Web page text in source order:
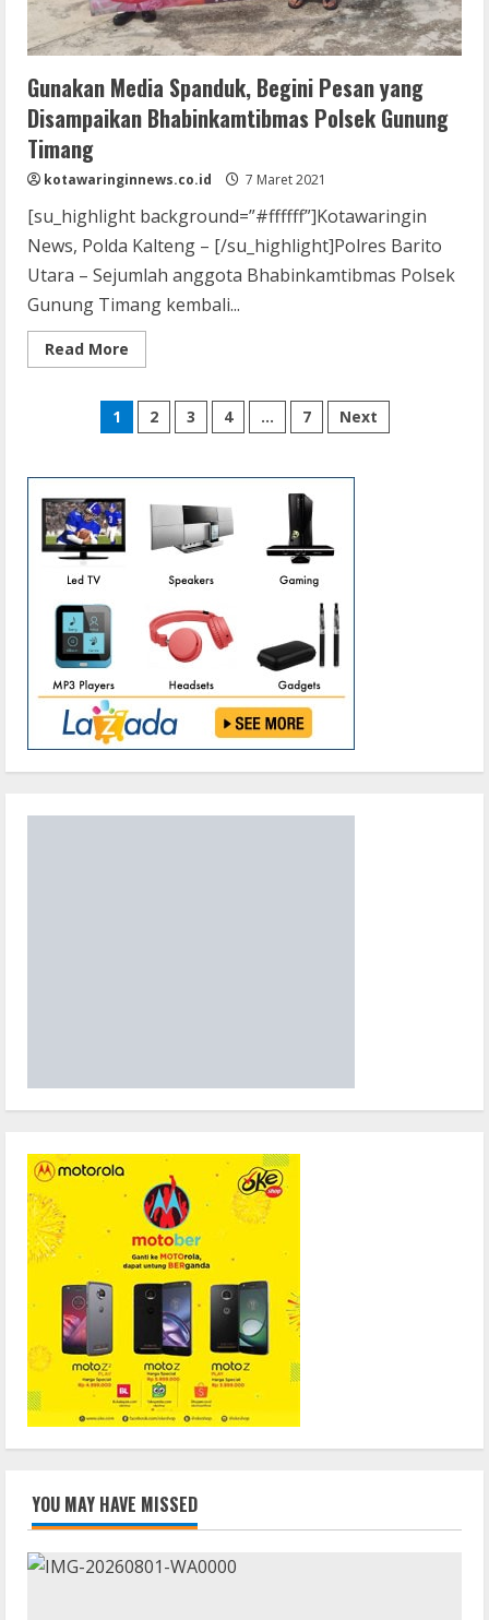
Gunakan Media Spanduk, Begini Pesan yang
Disampaikan Bhabinkamtibmas Polsek Gunung
Timang
kotawaringinnews.co.id 7 Maret 2021
[su_highlight background=”#ffffff”]Kotawaringin
News, Polda Kalteng – [/su_highlight]Polres Barito
Utara – Sejumlah anggota Bhabinkamtibmas Polsek
Gunung Timang kembali...
Read More
more
Media
Spanduk,
Begini
Disampaikan
Bhabinkamtibmas
Polsek
Gunung
Timang
Paginasi
pos
1 2 3 4 … 7 Next
YOU MAY HAVE MISSED